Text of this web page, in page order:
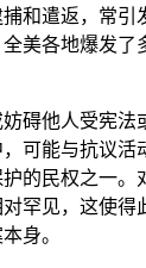
和遣返，常引
美各地爆发了
碍他人受宪法
可能与抗议活
的民权之一。
罕见，这使得
身。